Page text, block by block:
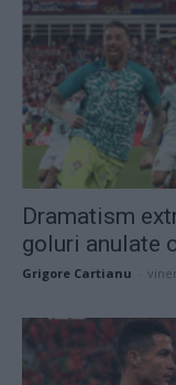
Dramatism
goluri anulate
Grigore Cartianu